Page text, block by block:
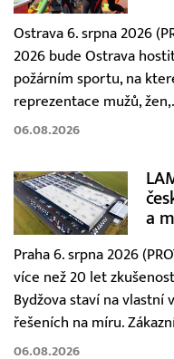
Ostrava 6. srpna 2026
2026 bude Ostrava
požárním sportu, na
reprezentace mužů,
06.08.2026
a
Praha 6. srpna 2026
více než 20 let
Bydžova staví na vlastní
řešeních na míru.
06.08.2026